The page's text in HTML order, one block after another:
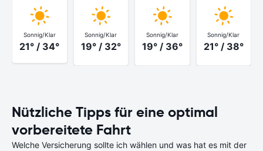
Sonnig/Klar
21° / 34°
Sonnig/Klar
19° / 32°
Sonnig/Klar
19° / 36°
Sonnig/Klar
21° / 38°
Nützliche Tipps für eine optimal
vorbereitete Fahrt
Welche Versicherung sollte ich wählen und was hat es mit der